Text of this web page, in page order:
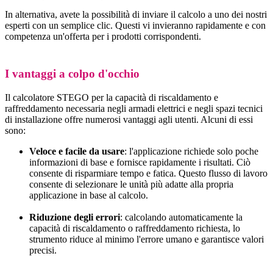
In alternativa, avete la possibilità di inviare il calcolo a uno dei nostri
esperti con un semplice clic. Questi vi invieranno rapidamente e con
competenza un'offerta per i prodotti corrispondenti.
I vantaggi a colpo d'occhio
Il calcolatore STEGO per la capacità di riscaldamento e
raffreddamento necessaria negli armadi elettrici e negli spazi tecnici
di installazione offre numerosi vantaggi agli utenti. Alcuni di essi
sono:
Veloce e facile da usare: l'applicazione richiede solo poche
informazioni di base e fornisce rapidamente i risultati. Ciò
consente di risparmiare tempo e fatica. Questo flusso di lavoro
consente di selezionare le unità più adatte alla propria
applicazione in base al calcolo.
Riduzione degli errori: calcolando automaticamente la
capacità di riscaldamento o raffreddamento richiesta, lo
strumento riduce al minimo l'errore umano e garantisce valori
precisi.